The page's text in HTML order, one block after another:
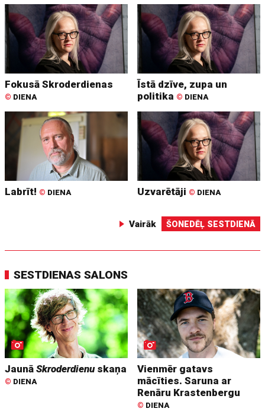
Fokusā Skroderdienas
© DIENA
Īstā dzīve, zupa un
politika © DIENA
Labrīt! © DIENA Uzvarētāji © DIENA
Vairāk ŠONEDĒĻ SESTDIENĀ
SESTDIENAS SALONS
JaunāSkroderdienuskaņa
© DIENA
Vienmēr gatavs
mācīties. Saruna ar
Renāru Krastenbergu
© DIENA